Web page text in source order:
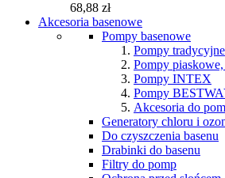
68,88 zł
Akcesoria basenowe
Pompy basenowe
Pompy tradycyjne
Pompy
Pompy INTEX
Pompy
Akcesoria do
Generatory chloru i
Do czyszczenia basenu
Drabinki do basenu
Filtry do pomp